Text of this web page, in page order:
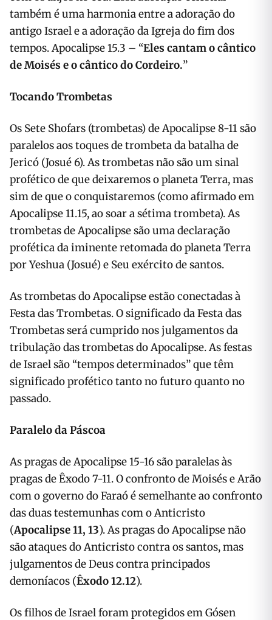
também é uma harmonia entre a adoração do
antigo Israel e a adoração da Igreja do fim dos
tempos. Apocalipse 15.3 – “Eles cantam o cântico
de Moisés e o cântico do Cordeiro.”
Tocando Trombetas
Os Sete Shofars (trombetas) de Apocalipse 8-11 são
paralelos aos toques de trombeta da batalha de
Jericó (Josué 6). As trombetas não são um sinal
profético de que deixaremos o planeta Terra, mas
sim de que o conquistaremos (como afirmado em
Apocalipse 11.15, ao soar a sétima trombeta). As
trombetas de Apocalipse são uma declaração
profética da iminente retomada do planeta Terra
por Yeshua (Josué) e Seu exército de santos.
As trombetas do Apocalipse estão conectadas à
Festa das Trombetas. O significado da Festa das
Trombetas será cumprido nos julgamentos da
tribulação das trombetas do Apocalipse. As festas
de Israel são “tempos determinados” que têm
significado profético tanto no futuro quanto no
passado.
Paralelo da Páscoa
As pragas de Apocalipse 15-16 são paralelas às
pragas de Êxodo 7-11. O confronto de Moisés e Arão
com o governo do Faraó é semelhante ao confronto
das duas testemunhas com o Anticristo
(Apocalipse 11, 13). As pragas do Apocalipse não
são ataques do Anticristo contra os santos, mas
julgamentos de Deus contra principados
demoníacos (Êxodo 12.12).
Os filhos de Israel foram protegidos em Gósen